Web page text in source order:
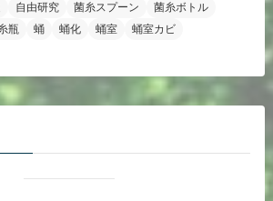
自由研究 菌糸スプーン
菌糸ボトル
瓶 蛹 蛹化 蛹室
蛹室カビ